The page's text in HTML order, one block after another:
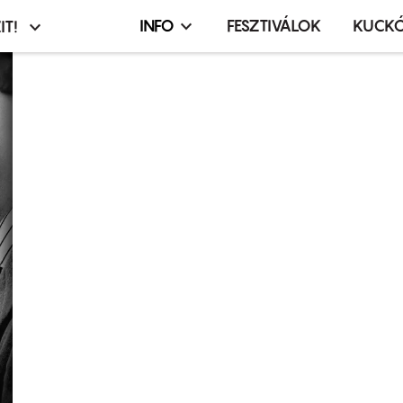
Infó,
INFO FESZTIVÁLOK